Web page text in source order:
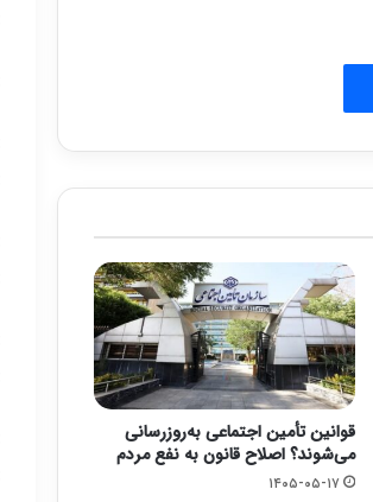
قوانین تأمین اجتماعی به‌روزرسانی
می‌شوند؟ اصلاح قانون به نفع مردم
۱۴۰۵-۰۵-۱۷